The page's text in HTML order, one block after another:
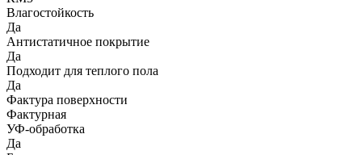
Влагостойкость
Да
Антистатичное покрытие
Да
Подходит для теплого пола
Да
Фактура поверхности
Фактурная
УФ-обработка
Да